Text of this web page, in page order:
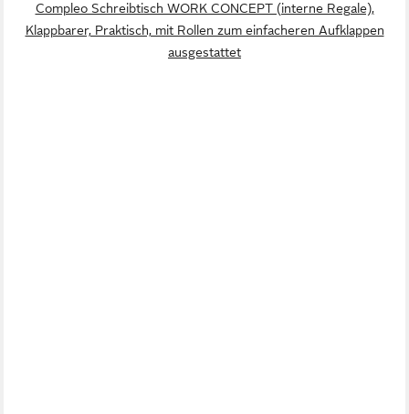
Compleo Schreibtisch WORK CONCEPT (interne Regale),
Klappbarer, Praktisch, mit Rollen zum einfacheren Aufklappen
ausgestattet